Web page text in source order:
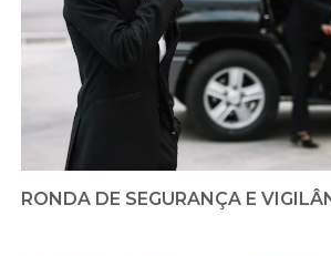
RONDA DE SEGURANÇA E